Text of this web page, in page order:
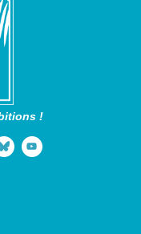
!